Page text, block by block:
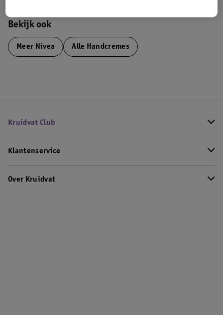
Bekijk ook
Meer Nivea Alle Handcremes
Kruidvat Club
Klantenservice
Over Kruidvat